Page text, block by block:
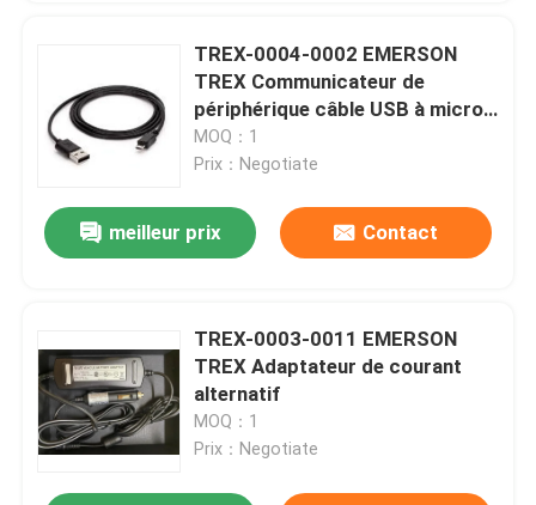
TREX-0004-0002 EMERSON
TREX Communicateur de
périphérique câble USB à micro
USB
MOQ：1
Prix：Negotiate
meilleur prix Contact
TREX-0003-0011 EMERSON
TREX Adaptateur de courant
alternatif
MOQ：1
Prix：Negotiate